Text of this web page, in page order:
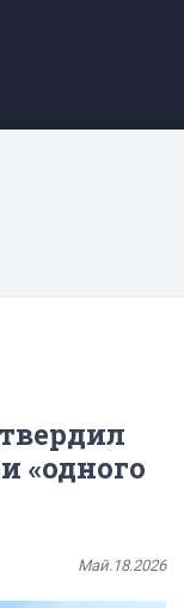
«одного
Май.18.2026